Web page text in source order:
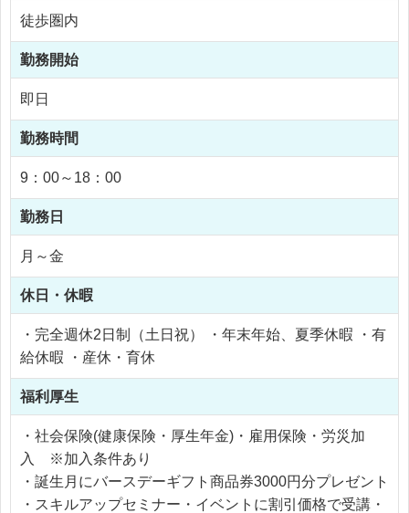
徒歩圏内
勤務開始
即日
勤務時間
9：00～18：00
勤務日
月～金
休日・休暇
・完全週休2日制（土日祝） ・年末年始、夏季休暇 ・有
給休暇 ・産休・育休
福利厚生
・社会保険(健康保険・厚生年金)・雇用保険・労災加
入 ※加入条件あり
・誕生月にバースデーギフト商品券3000円分プレゼント
・スキルアップセミナー・イベントに割引価格で受講・